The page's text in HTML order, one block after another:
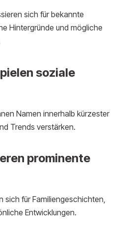
sich für bekannte
Hintergründe und mögliche
soziale
Namen innerhalb kürzester
Trends verstärken.
prominente
sich für Familiengeschichten,
Entwicklungen.